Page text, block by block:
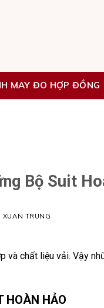
MAY ĐO HỢP ĐỒNG
Bộ Suit
XUAN TRUNG
và chất liệu vải. Vậy
HOÀN HẢO